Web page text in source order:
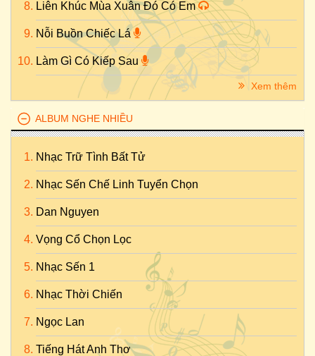
Liên Khúc Mùa Xuân Đó Có Em
Nỗi Buồn Chiếc Lá
Làm Gì Có Kiếp Sau
Xem thêm
ALBUM NGHE NHIỀU
Nhạc Trữ Tình Bất Tử
Nhạc Sến Chế Linh Tuyển Chọn
Dan Nguyen
Vọng Cổ Chọn Lọc
Nhạc Sến 1
Nhạc Thời Chiến
Ngọc Lan
Tiếng Hát Anh Thơ